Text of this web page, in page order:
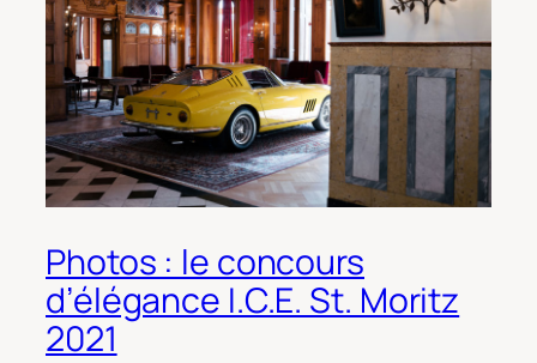
Photos : le concours
d’élégance I.C.E. St. Moritz
2021